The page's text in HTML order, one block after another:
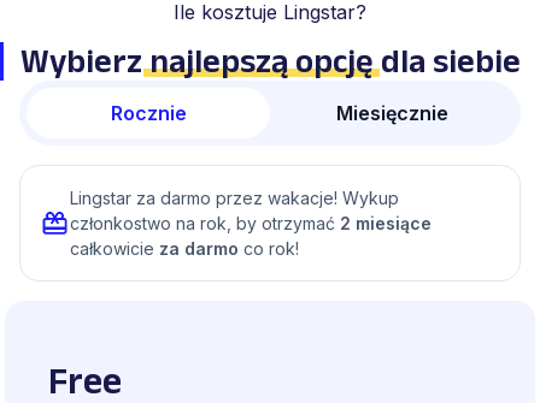
Ile kosztuje Lingstar?
Wybierznajlepszą opcjędla siebie
Rocznie Miesięcznie
Lingstar za darmo przez wakacje! Wykup
członkostwo na rok, by otrzymać 2 miesiące
całkowicie za darmo co rok!
Free